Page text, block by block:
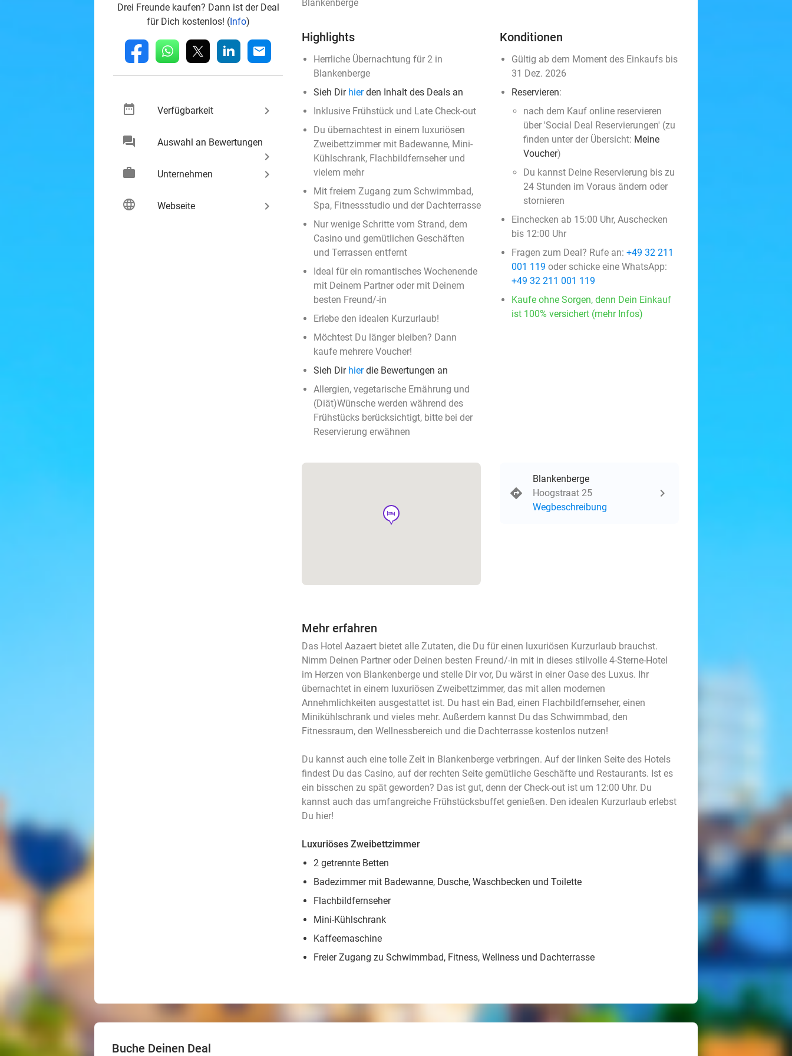
Drei Freunde kaufen? Dann ist der Deal
für Dich kostenlos! (Info)
fb whatsapp linkedin mail
date_range Verfügbarkeit keyboard_arrow_right
chat Auswahl an Bewertungen
keyboard_arrow_right
work
Unternehmen keyboard_arrow_right
language Webseite keyboard_arrow_right
Blankenberge
Highlights
Herrliche Übernachtung für 2 in
Blankenberge
Sieh Dir hierden Inhalt des Deals an
Inklusive Frühstück und Late Check-out
Du übernachtest in einem luxuriösen
Zweibettzimmer mit Badewanne, Mini-
Kühlschrank, Flachbildfernseher und
vielem mehr
Mit freiem Zugang zum Schwimmbad,
Spa, Fitnessstudio und der Dachterrasse
Nur wenige Schritte vom Strand, dem
Casino und gemütlichen Geschäften
und Terrassen entfernt
Ideal für ein romantisches Wochenende
mit Deinem Partner oder mit Deinem
besten Freund/-in
Erlebe den idealen Kurzurlaub!
Möchtest Du länger bleiben? Dann
kaufe mehrere Voucher!
Sieh Dir hierdie Bewertungen an
Allergien, vegetarische Ernährung und
(Diät)Wünsche werden während des
Frühstücks berücksichtigt, bitte bei der
Reservierung erwähnen
Konditionen
Gültig ab dem Moment des Einkaufs bis
31 Dez. 2026
Reservieren:
nach dem Kauf online reservieren
über 'Social Deal Reservierungen' (zu
finden unter der Übersicht: Meine
Voucher)
Du kannst Deine Reservierung bis zu
24 Stunden im Voraus ändern oder
stornieren
Einchecken ab 15:00 Uhr, Auschecken
bis 12:00 Uhr
Fragen zum Deal? Rufe an: +49 32 211
001 119 oder schicke eine WhatsApp:
+49 32 211 001 119
Kaufe ohne Sorgen, denn Dein Einkauf
ist 100% versichert (mehr Infos)
hotel
Blankenberge
Hoogstraat 25
Wegbeschreibung
Mehr erfahren
Das Hotel Aazaert bietet alle Zutaten, die Du für einen luxuriösen Kurzurlaub brauchst.
Nimm Deinen Partner oder Deinen besten Freund/-in mit in dieses stilvolle 4-Sterne-Hotel
im Herzen von Blankenberge und stelle Dir vor, Du wärst in einer Oase des Luxus. Ihr
übernachtet in einem luxuriösen Zweibettzimmer, das mit allen modernen
Annehmlichkeiten ausgestattet ist. Du hast ein Bad, einen Flachbildfernseher, einen
Minikühlschrank und vieles mehr. Außerdem kannst Du das Schwimmbad, den
Fitnessraum, den Wellnessbereich und die Dachterrasse kostenlos nutzen!
Du kannst auch eine tolle Zeit in Blankenberge verbringen. Auf der linken Seite des Hotels
findest Du das Casino, auf der rechten Seite gemütliche Geschäfte und Restaurants. Ist es
ein bisschen zu spät geworden? Das ist gut, denn der Check-out ist um 12:00 Uhr. Du
kannst auch das umfangreiche Frühstücksbuffet genießen. Den idealen Kurzurlaub erlebst
Du hier!
Luxuriöses Zweibettzimmer
2 getrennte Betten
Badezimmer mit Badewanne, Dusche, Waschbecken und Toilette
Flachbildfernseher
Mini-Kühlschrank
Kaffeemaschine
Freier Zugang zu Schwimmbad, Fitness, Wellness und Dachterrasse
Buche Deinen Deal